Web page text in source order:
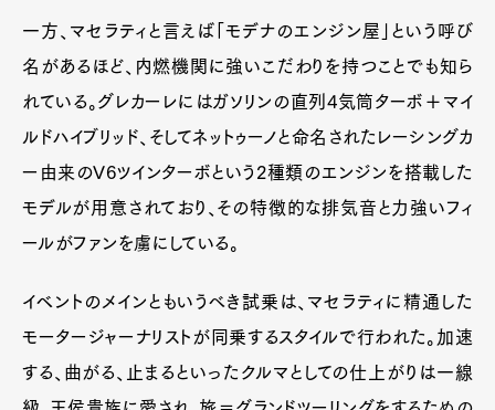
一方、マセラティと言えば「モデナのエンジン屋」という呼び
名があるほど、内燃機関に強いこだわりを持つことでも知ら
れている。グレカーレにはガソリンの直列4気筒ターボ＋マイ
ルドハイブリッド、そしてネットゥーノと命名されたレーシングカ
ー由来のV6ツインターボという2種類のエンジンを搭載した
モデルが用意されており、その特徴的な排気音と力強いフィ
ールがファンを虜にしている。
イベントのメインともいうべき試乗は、マセラティに精通した
モータージャーナリストが同乗するスタイルで行われた。加速
する、曲がる、止まるといったクルマとしての仕上がりは一線